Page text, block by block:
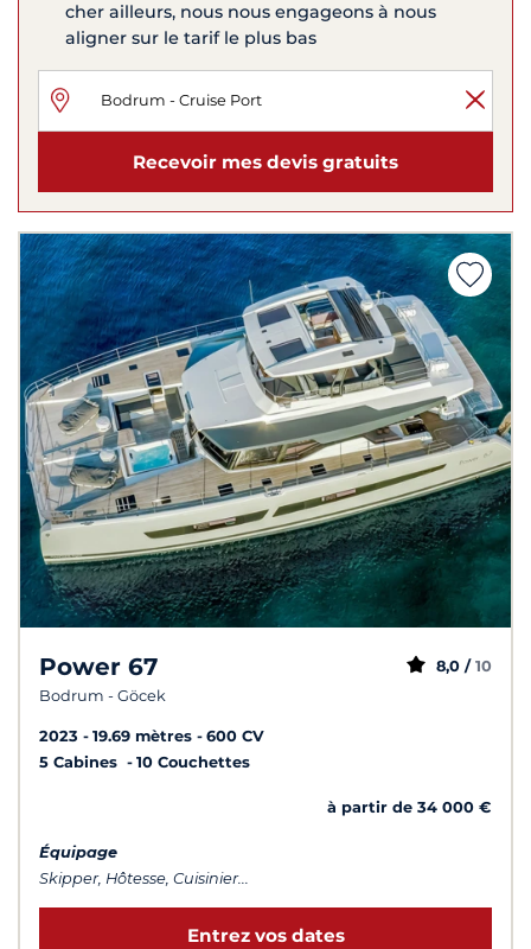
cher ailleurs, nous nous engageons à nous
aligner sur le tarif le plus bas
Recevoir mes devis gratuits
Power 67
Bodrum - Göcek
8,0 / 10
2023 19.69 mètres
600 CV
5 Cabines
10 Couchettes
à partir de 34 000 €
Équipage
Skipper, Hôtesse, Cuisinier...
Entrez vos dates